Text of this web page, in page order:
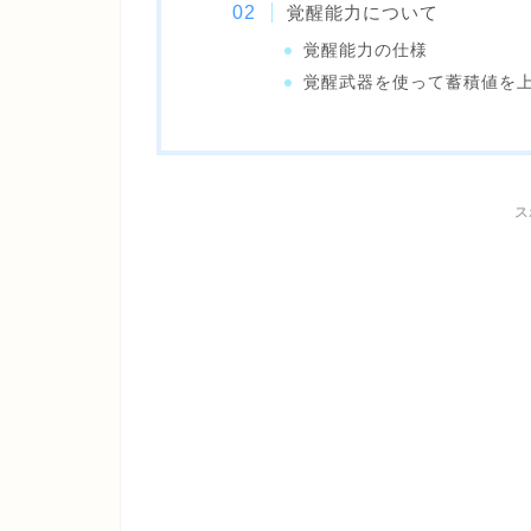
覚醒能力について
覚醒能力の仕様
覚醒武器を使って蓄積値を